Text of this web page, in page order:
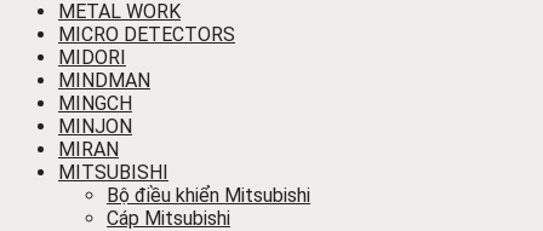
METAL WORK
MICRO DETECTORS
MIDORI
MINDMAN
MINGCH
MINJON
MIRAN
MITSUBISHI
Bộ điều khiển Mitsubishi
Cáp Mitsubishi